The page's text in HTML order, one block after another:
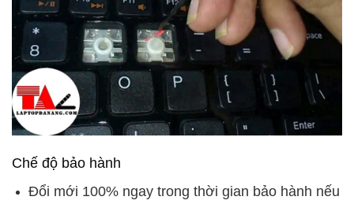
Chế độ bảo hành
Đổi mới 100% ngay trong thời gian bảo hành nếu